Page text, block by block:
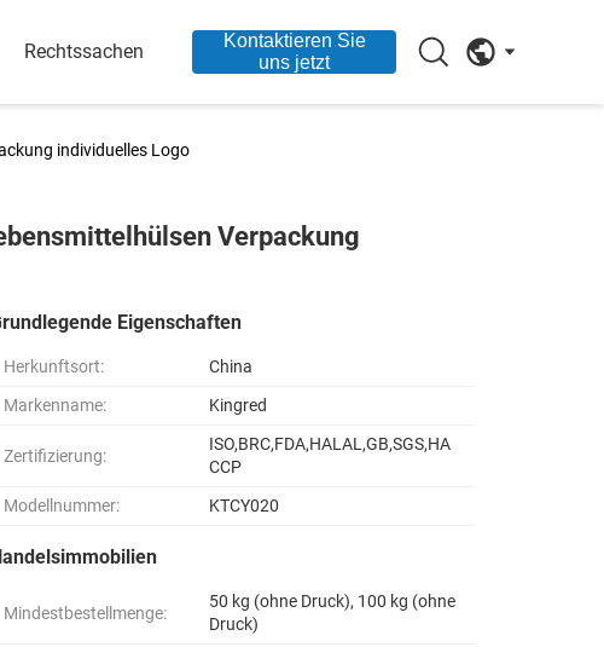
Rechtssachen
Kontaktieren Sie
uns jetzt
individuelles Logo
Verpackung
Eigenschaften
Herkunftsort:
China
Markenname:
Kingred
Zertifizierung:
ISO,BRC,FDA,HALAL,GB,SGS,HA
CCP
Modellnummer:
KTCY020
Mindestbestellmenge:
50 kg (ohne Druck), 100 kg (ohne
Druck)